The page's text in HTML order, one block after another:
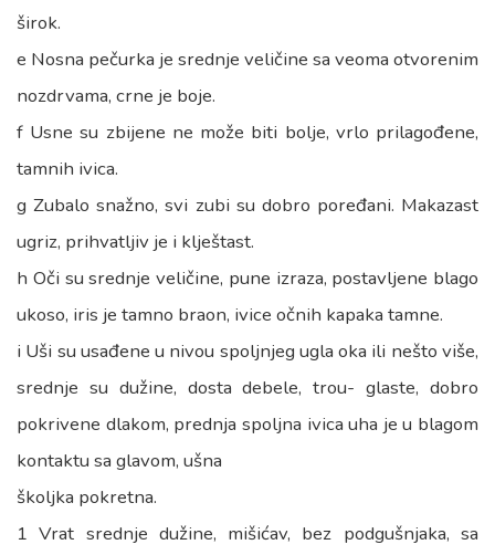
širok.
e Nosna pečurka je srednje veličine sa veoma otvorenim
nozdrvama, crne je boje.
f Usne su zbijene ne može biti bolje, vrlo prilagođene,
tamnih ivica.
g Zubalo snažno, svi zubi su dobro poređani. Makazast
ugriz, prihvatljiv je i klještast.
h Oči su srednje veličine, pune izraza, postavljene blago
ukoso, iris je tamno braon, ivice očnih kapaka tamne.
i Uši su usađene u nivou spoljnjeg ugla oka ili nešto više,
srednje su dužine, dosta debele, trou- glaste, dobro
pokrivene dlakom, prednja spoljna ivica uha je u blagom
kontaktu sa glavom, ušna
školjka pokretna.
1 Vrat srednje dužine, mišićav, bez podgušnjaka, sa